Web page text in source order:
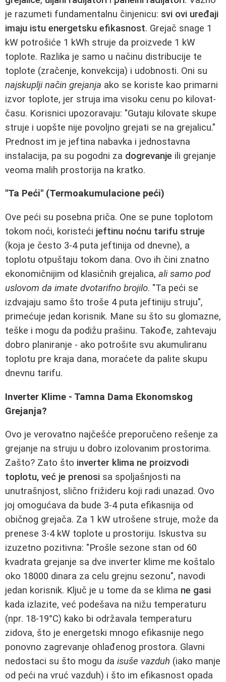
je razumeti fundamentalnu činjenicu: svi ovi uređaji
imaju istu energetsku efikasnost. Grejač snage 1
kW potrošiće 1 kWh struje da proizvede 1 kW
toplote. Razlika je samo u načinu distribucije te
toplote (zračenje, konvekcija) i udobnosti. Oni su
najskuplji način grejanja ako se koriste kao primarni
izvor toplote, jer struja ima visoku cenu po kilovat-
času. Korisnici upozoravaju: "Gutaju kilovate skupe
struje i uopšte nije povoljno grejati se na grejalicu."
Prednost im je jeftina nabavka i jednostavna
instalacija, pa su pogodni za dogrevanje ili grejanje
veoma malih prostorija na kratko.
"Ta Peći" (Termoakumulacione peći)
Ove peći su posebna priča. One se pune toplotom
tokom noći, koristeći jeftinu noćnu tarifu struje
(koja je često 3-4 puta jeftinija od dnevne), a
toplotu otpuštaju tokom dana. Ovo ih čini znatno
ekonomičnijim od klasičnih grejalica, ali samo pod
uslovom da imate dvotarifno brojilo. "Ta peći se
izdvajaju samo što troše 4 puta jeftiniju struju",
primećuje jedan korisnik. Mane su što su glomazne,
teške i mogu da podižu prašinu. Takođe, zahtevaju
dobro planiranje - ako potrošite svu akumuliranu
toplotu pre kraja dana, moraćete da palite skupu
dnevnu tarifu.
Inverter Klime - Tamna Dama Ekonomskog
Grejanja?
Ovo je verovatno najčešće preporučeno rešenje za
grejanje na struju u dobro izolovanim prostorima.
Zašto? Zato što inverter klima ne proizvodi
toplotu, već je prenosi sa spoljašnjosti na
unutrašnjost, slično frižideru koji radi unazad. Ovo
joj omogućava da bude 3-4 puta efikasnija od
običnog grejača. Za 1 kW utrošene struje, može da
prenese 3-4 kW toplote u prostoriju. Iskustva su
izuzetno pozitivna: "Prošle sezone stan od 60
kvadrata grejanje sa dve inverter klime me koštalo
oko 18000 dinara za celu grejnu sezonu", navodi
jedan korisnik. Ključ je u tome da se klima ne gasi
kada izlazite, već podešava na nižu temperaturu
(npr. 18-19°C) kako bi održavala temperaturu
zidova, što je energetski mnogo efikasnije nego
ponovno zagrevanje ohlađenog prostora. Glavni
nedostaci su što mogu da isuše vazduh (iako manje
od peći na vruć vazduh) i što im efikasnost opada